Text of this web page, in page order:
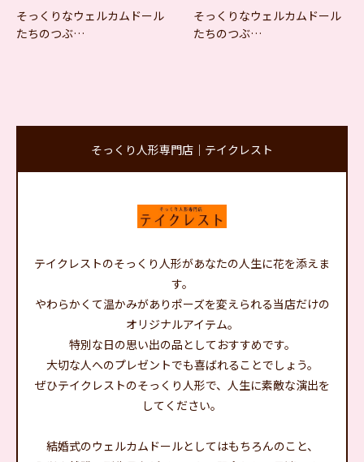
そっくりなウェルカムドール
たちのつぶ…
そっくりなウェルカムドール
たちのつぶ…
そっくり人形専門店｜テイクレスト
テイクレストのそっくり人形があなたの人生に花を添えま
す。
やわらかくて温かみがありポーズを変えられる当店だけの
オリジナルアイテム。
特別な日の思い出の品としておすすめです。
大切な人へのプレゼントでも喜ばれることでしょう。
ぜひテイクレストのそっくり人形で、人生に素敵な演出を
してください。
結婚式のウェルカムドールとしてはもちろんのこと、